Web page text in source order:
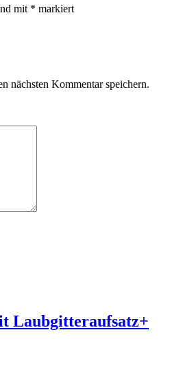
mit * markiert
nächsten Kommentar speichern.
Laubgitteraufsatz+